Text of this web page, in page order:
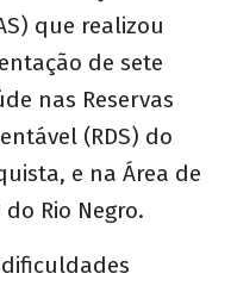
que realizou
de sete
nas Reservas
(RDS) do
e na Área de
Rio Negro.